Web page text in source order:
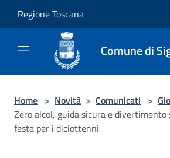
Regione Toscana
Comune di
Home > Novità > Comunicati >
Zero alcol, guida sicura e divertimento
festa per i diciottenni